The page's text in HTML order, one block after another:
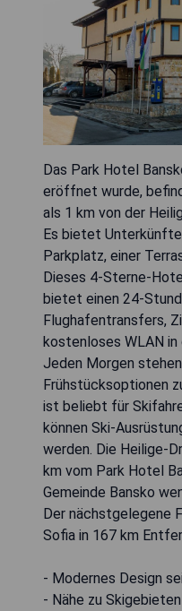
Das Park Hotel
eröffnet wurde,
als 1 km von der
Es bietet
Parkplatz, einer
Dieses 4-Sterne-
bietet einen 24-
Flughafentransfers,
kostenloses WLAN
Jeden Morgen
Frühstücksoptionen
ist beliebt für
können Ski-
werden. Die Heilige-
km vom Park Hotel
Gemeinde Bansko
Der nächstgelegene
Sofia in 167 km
- Modernes Design
- Nähe zu Skigebieten